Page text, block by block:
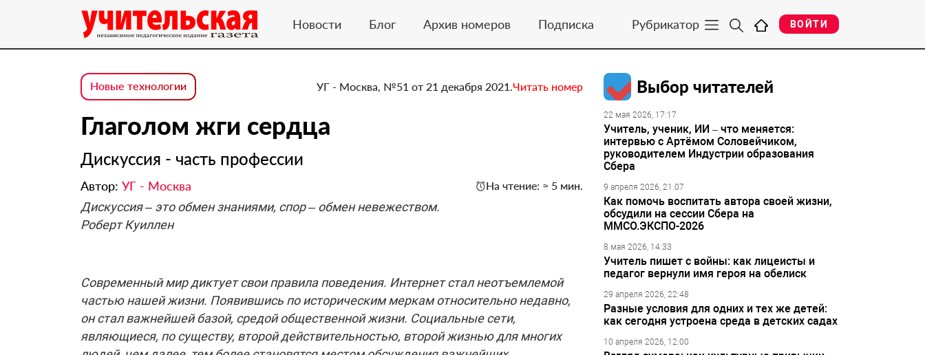
Новости Блог Архив номеров Подписка Рубрикатор ВОЙТИ
Новые технологии УГ - Москва, №51 от 21 декабря 2021.Читать номер
Глаголом жги сердца
Дискуссия - часть профессии
Автор: УГ - Москва На чтение: ≈ 5 мин.
Дискуссия – это обмен знаниями, спор – обмен невежеством.
Роберт Куиллен
Современный мир диктует свои правила поведения. Интернет стал неотъемлемой
частью нашей жизни. Появившись по историческим меркам относительно недавно,
он стал важнейшей базой, средой общественной жизни. Социальные сети,
являющиеся, по существу, второй действительностью, второй жизнью для многих
Выбор читателей
22 мая 2026, 17:17
Учитель, ученик, ИИ – что меняется:
интервью с Артёмом Соловейчиком,
руководителем Индустрии образования
Сбера
9 апреля 2026, 21:07
Как помочь воспитать автора своей жизни,
обсудили на сессии Сбера на
ММСО.ЭКСПО-2026
8 мая 2026, 14:33
Учитель пишет с войны: как лицеисты и
педагог вернули имя героя на обелиск
29 апреля 2026, 22:48
Разные условия для одних и тех же детей:
как сегодня устроена среда в детских садах
10 апреля 2026, 12:00